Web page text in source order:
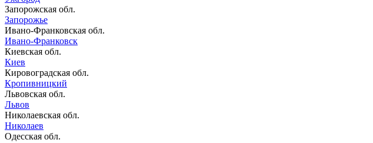
Запорожская обл.
Запорожье
Ивано-Франковская обл.
Ивано-Франковск
Киевская обл.
Киев
Кировоградская обл.
Кропивницкий
Львовская обл.
Львов
Николаевская обл.
Николаев
Одесская обл.